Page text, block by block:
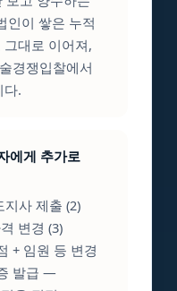
인이 쌓은 누적
대로 이어져,
경쟁입찰에서
다.
에게 추가로
지사 제출 (2)
변경 (3)
+ 임원 등 변경
발급 —